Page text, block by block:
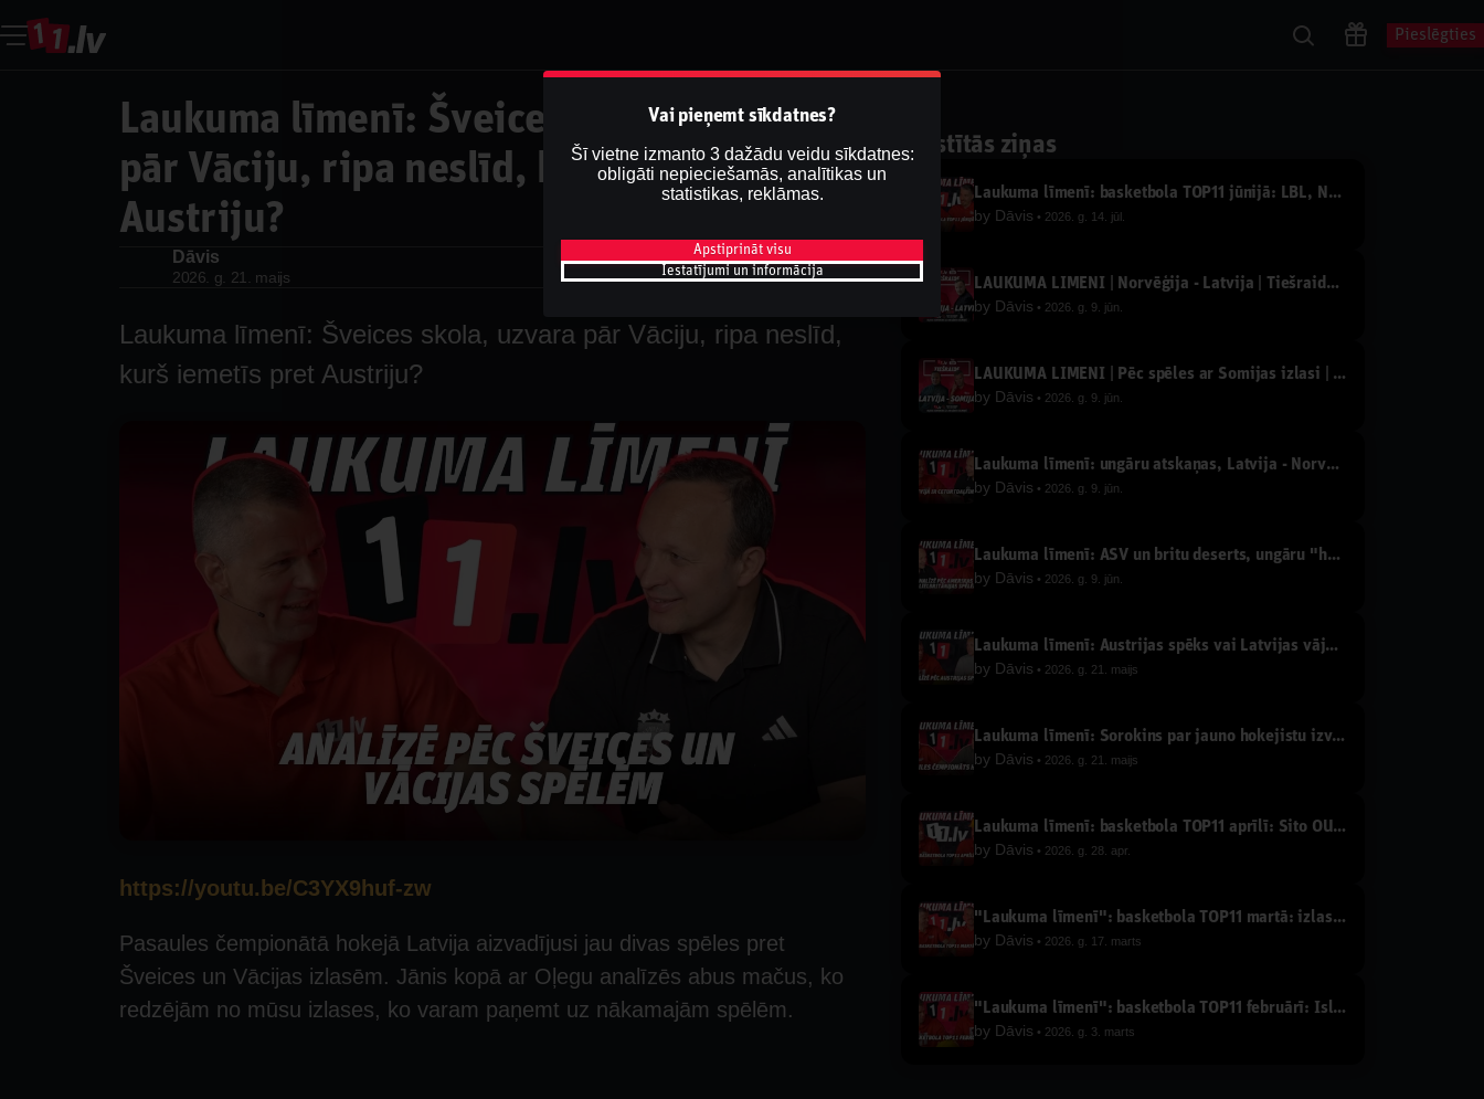
Pieslēgties
Laukuma līmenī: Šveices skola, uzvara
pār Vāciju, ripa neslīd, kurš iemetīs pret
Austriju?
Dāvis
2026. g. 21. maijs
Dalīties
Laukuma līmenī: Šveices skola, uzvara pār Vāciju, ripa neslīd,
kurš iemetīs pret Austriju?
https://youtu.be/C3YX9huf-zw
Pasaules čempionātā hokejā Latvija aizvadījusi jau divas spēles pret
Šveices un Vācijas izlasēm. Jānis kopā ar Oļegu analīzēs abus mačus, ko
redzējām no mūsu izlases, ko varam paņemt uz nākamajām spēlēm.
Saistītās ziņas
Laukuma līmenī: basketbola TOP11 jūnijā: LBL, NBA, Eirolīga, izlase un 3x3 zelta puisēni
by Dāvis 2026. g. 14. jūl.
LAUKUMA LĪMENĪ | Norvēģija - Latvija | Tiešraide ar Jāni Celmiņu un Oļegu Sorokinu
by Dāvis 2026. g. 9. jūn.
LAUKUMA LĪMENĪ | Pēc spēles ar Somijas izlasi | Tiešraide ar Jāni Celmiņu un Oļegu Sorokinu
by Dāvis 2026. g. 9. jūn.
Laukuma līmenī: ungāru atskaņas, Latvija - Norvēģija un citu 1/4 finālu prognozes
by Dāvis 2026. g. 9. jūn.
Laukuma līmenī: ASV un britu deserts, ungāru "handbols" un "ūdenspolo"
by Dāvis 2026. g. 9. jūn.
Laukuma līmenī: Austrijas spēks vai Latvijas vājums, 1-3-1, turnīra tabula un prognozes
by Dāvis 2026. g. 21. maijs
Laukuma līmenī: Sorokins par jauno hokejistu izvēlēm, U18 sasniegumu un lielo izlasi
by Dāvis 2026. g. 21. maijs
Laukuma līmenī: basketbola TOP11 aprīlī: Sito OUT, pavasaris NBA, LBL un Eirolīgā, SMS Jaunupam
by Dāvis 2026. g. 28. apr.
"Laukuma līmenī": basketbola TOP11 martā: izlase pret poļiem, Ādolfa pulveris, Karalis Rodions
by Dāvis 2026. g. 17. marts
"Laukuma līmenī": basketbola TOP11 februārī: Islandes zēni, KP maiņa, Latvija vs. Polija, Eirolīga
by Dāvis 2026. g. 3. marts
Vai pieņemt sīkdatnes?
Šī vietne izmanto 3 dažādu veidu sīkdatnes:
obligāti nepieciešamās, analītikas un
statistikas, reklāmas.
Apstiprināt visu
Iestatījumi un informācija